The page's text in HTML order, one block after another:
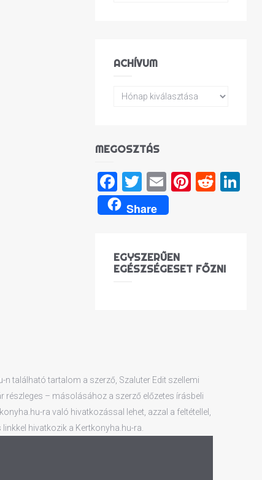
ACHÍVUM
MEGOSZTÁS
Facebook
Twitter
Email
Share
EGYSZERŰEN
EGÉSZSÉGESET FŐZNI
található tartalom a szerző, Szaluter Edit szellemi
részleges – másolásához a szerző előzetes írásbeli
ra való hivatkozással lehet, azzal a feltétellel,
hivatkozik a Kertkonyha.hu-ra.